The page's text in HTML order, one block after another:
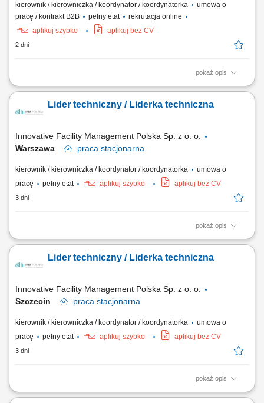
kierownik / kierowniczka / koordynator / koordynatorka
umowa o
pracę / kontrakt B2B
pełny etat
rekrutacja online
aplikuj szybko
aplikuj bez CV
2 dni
pokaż opis
Twój zakres obowiązków kierowanie zespołem odpowiedzialnym za
klientem; nadzór nad pracą podwykonawców tak aby zapewnić
najlepszą jakość serwisu; tworzenie planów inwestycyjnych;
Lider techniczny / Liderka techniczna
Innovative Facility Management Polska Sp. z o. o.
Warszawa
praca stacjonarna
kierownik / kierowniczka / koordynator / koordynatorka
umowa o
pracę
pełny etat aplikuj szybko aplikuj bez CV
3 dni
pokaż opis
Zadania: Planowanie oraz terminowe realizowanie przeglądów
pracy własnej, technika oraz podwykonawców w celu zachowania
wysokiej jakości serwisu; Wdrażanie nowoczesnych rozwiązań
Lider techniczny / Liderka techniczna
Innovative Facility Management Polska Sp. z o. o.
Szczecin
praca stacjonarna
kierownik / kierowniczka / koordynator / koordynatorka
umowa o
pracę
pełny etat aplikuj szybko aplikuj bez CV
3 dni
pokaż opis
Zadania: Planowanie oraz terminowe realizowanie przeglądów